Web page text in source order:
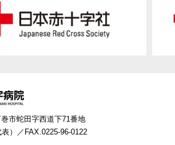
市蛇田字西道下71番地
）
／FAX.0225-96-0122